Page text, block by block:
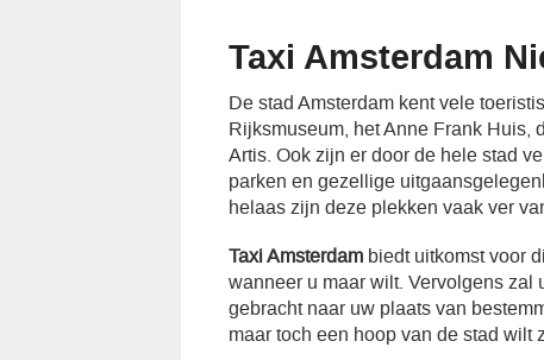
Taxi Amsterdam
De stad Amsterdam kent vele
Rijksmuseum, het Anne Frank Huis,
Artis. Ook zijn er door de hele stad
parken en gezellige
helaas zijn deze plekken vaak ver
Taxi Amsterdam biedt uitkomst voor
wanneer u maar wilt. Vervolgens zal
gebracht naar uw plaats van
maar toch een hoop van de stad wilt